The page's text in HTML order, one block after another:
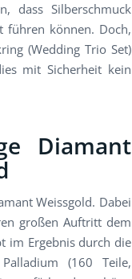
dass Silberschmuck
führen können. Doch,
(Wedding Trio Set)
mit Sicherheit kein
Diamant
Weissgold. Dabei
großen Auftritt dem
im Ergebnis durch die
(160 Teile,